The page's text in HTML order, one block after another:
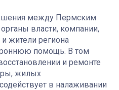
между Пермским
власти, компании,
и жители региона
помощь. В том
и ремонте
жилых
в налаживании